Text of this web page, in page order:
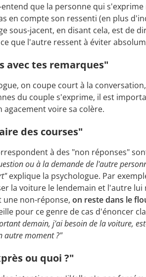
que la personne qui
en compte son ressenti (en plus
sous-jacent, en disant cela, est de
que l'autre ressent à éviter
avec tes remarques"
on coupe court à la
du couple s'exprime, il est
voire sa colère.
des courses"
à des "non réponses"
ou à la demande de l'autre
explique la psychologue. Par
la voiture le lendemain et l'autre lui
une non-réponse, on reste dans le
pour ce genre de cas d'énoncer
demain, j'ai besoin de la voiture,
autre moment ?"
ou quoi ?"